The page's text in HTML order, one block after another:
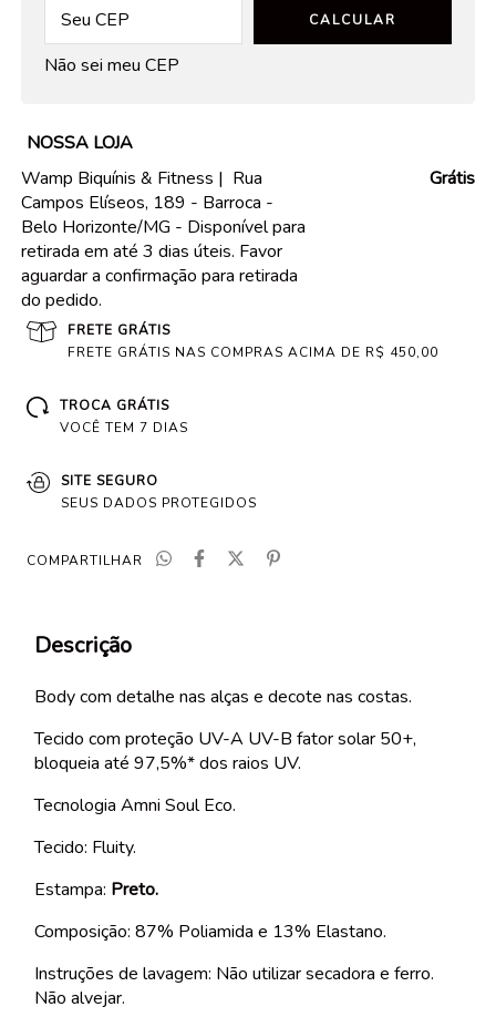
CALCULAR
Não sei meu CEP
NOSSA LOJA
Wamp Biquínis & Fitness | Rua
Campos Elíseos, 189 - Barroca -
Belo Horizonte/MG - Disponível para
retirada em até 3 dias úteis. Favor
aguardar a confirmação para retirada
do pedido.
Grátis
FRETE GRÁTIS
FRETE GRÁTIS NAS COMPRAS ACIMA DE R$ 450,00
TROCA GRÁTIS
VOCÊ TEM 7 DIAS
SITE SEGURO
SEUS DADOS PROTEGIDOS
COMPARTILHAR
Descrição
Body com detalhe nas alças e decote nas costas.
Tecido com proteção UV-A UV-B fator solar 50+,
bloqueia até 97,5%* dos raios UV.
Tecnologia Amni Soul Eco.
Tecido: Fluity.
Estampa: Preto.
Composição: 87% Poliamida e 13% Elastano.
Instruções de lavagem: Não utilizar secadora e ferro.
Não alvejar.